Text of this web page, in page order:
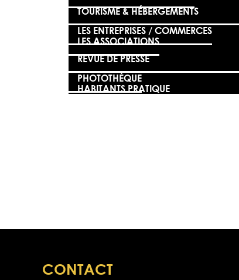
TOURISME & HÉBERGEMENTS
LES ENTREPRISES / COMMERCES
LES ASSOCIATIONS
REVUE DE PRESSE
PHOTOTHÈQUE
HABITANTS PRATIQUE
CONTACT